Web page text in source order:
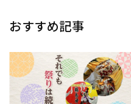
おすすめ記事